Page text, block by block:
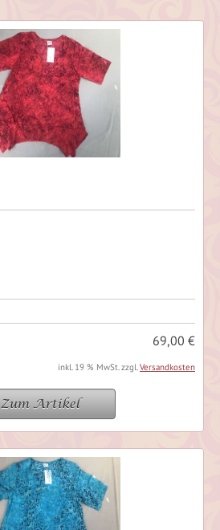
69,00 €
inkl. 19 % MwSt. zzgl.Versandkosten
Zum Artikel